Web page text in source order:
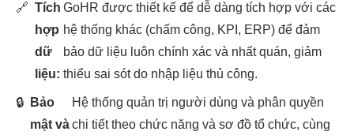
🔗 Tích
hợp
dữ
liệu:
GoHR được thiết kế để dễ dàng tích hợp với các
hệ thống khác (chấm công, KPI, ERP) để đảm
bảo dữ liệu luôn chính xác và nhất quán, giảm
thiểu sai sót do nhập liệu thủ công.
🔒
Bảo
mật và
Hệ thống quản trị người dùng và phân quyền
chi tiết theo chức năng và sơ đồ tổ chức, cùng